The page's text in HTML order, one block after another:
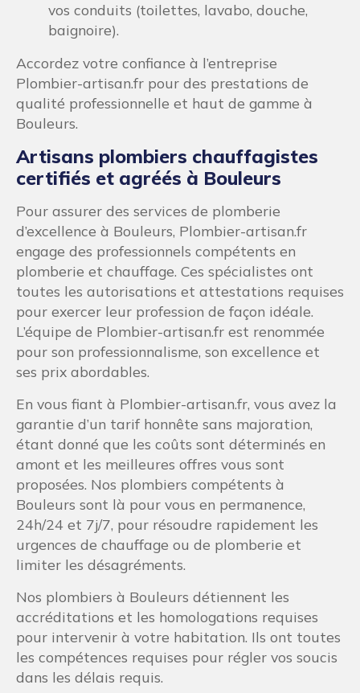
vos conduits (toilettes, lavabo, douche,
baignoire).
Accordez votre confiance à l’entreprise
Plombier-artisan.fr pour des prestations de
qualité professionnelle et haut de gamme à
Bouleurs.
Artisans plombiers chauffagistes
certifiés et agréés à Bouleurs
Pour assurer des services de plomberie
d’excellence à Bouleurs, Plombier-artisan.fr
engage des professionnels compétents en
plomberie et chauffage. Ces spécialistes ont
toutes les autorisations et attestations requises
pour exercer leur profession de façon idéale.
L’équipe de Plombier-artisan.fr est renommée
pour son professionnalisme, son excellence et
ses prix abordables.
En vous fiant à Plombier-artisan.fr, vous avez la
garantie d’un tarif honnête sans majoration,
étant donné que les coûts sont déterminés en
amont et les meilleures offres vous sont
proposées. Nos plombiers compétents à
Bouleurs sont là pour vous en permanence,
24h/24 et 7j/7, pour résoudre rapidement les
urgences de chauffage ou de plomberie et
limiter les désagréments.
Nos plombiers à Bouleurs détiennent les
accréditations et les homologations requises
pour intervenir à votre habitation. Ils ont toutes
les compétences requises pour régler vos soucis
dans les délais requis.